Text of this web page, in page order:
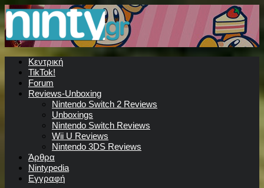
Κεντρική
TikTok!
Forum
Reviews-Unboxing
Nintendo Switch 2 Reviews
Unboxings
Nintendo Switch Reviews
Wii U Reviews
Nintendo 3DS Reviews
Άρθρα
Nintypedia
Εγγραφή